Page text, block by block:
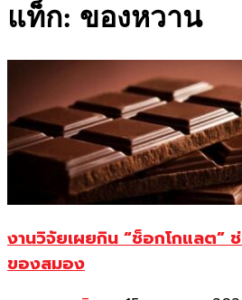
แท็ก: ของหวาน
งานวิจัยเผยกิน “ช็อกโกแลต”
ของสมอง